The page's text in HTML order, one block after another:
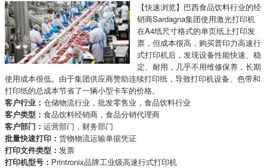
【快速浏览】巴西食品饮料行业的经
销商Sardagna集团使用激光打印机
在A4纸尺寸格式的单页纸上打印发
票，但成本很高，购买普印力高速行
式打印机后，发现设备性能快速、稳
定、耐用，几乎不用维修保养，长期
使用成本很低。由于集团供应商赞助连续打印纸，导致打印机设备、色带和
打印纸的总成本节省了一辆小型卡车的价格。
客户行业： 仓储物流行业，批发零售业，食品饮料行业
客户类型： 食品饮料经销商，食品分销代理商
客户部门： 运营部门，财务部门
批量快速打印： 货物物流运输单据凭证
打印文件类型： 发票
打印机型号： Printronix品牌工业级高速行式打印机